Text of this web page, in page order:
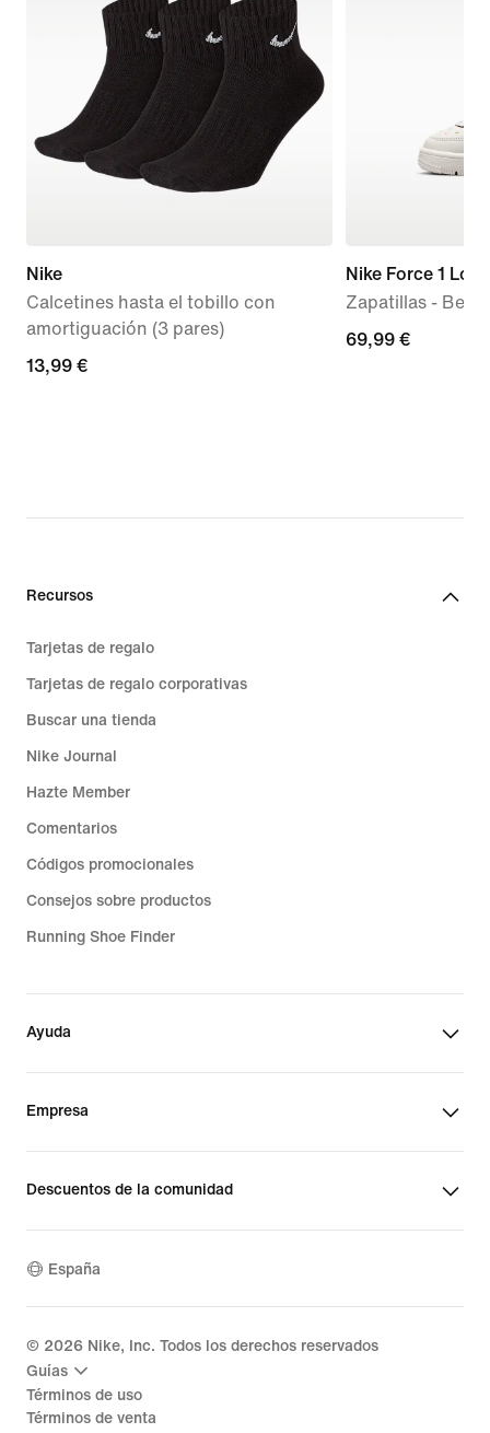
Nike
Calcetines hasta el tobillo con
amortiguación (3 pares)
13,99 €
13,99 €
Nike Force 1 Low
Zapatillas -
69,99 €
69,99 €
Recursos
Tarjetas de regalo
Tarjetas de regalo corporativas
Buscar una tienda
Nike Journal
Hazte Member
Comentarios
Códigos promocionales
Consejos sobre productos
Running Shoe Finder
Ayuda
Empresa
Descuentos de la comunidad
España
© 2026 Nike, Inc. Todos los derechos reservados
Guías
Términos de uso
Términos de venta